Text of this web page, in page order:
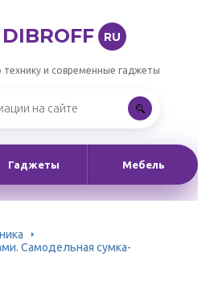
DIBROFF RU
и современные гаджеты
Гаджеты Мебель
Самодельная сумка-